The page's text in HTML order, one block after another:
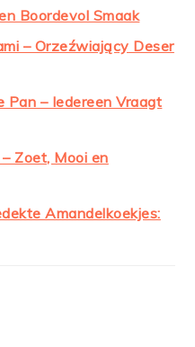
Boordevol Smaak
– Orzeźwiający Deser
Pan – Iedereen Vraagt
Zoet, Mooi en
Amandelkoekjes: